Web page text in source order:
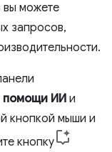
вы можете
запросов,
помощи ИИ и
кнопкой мыши и
кнопку